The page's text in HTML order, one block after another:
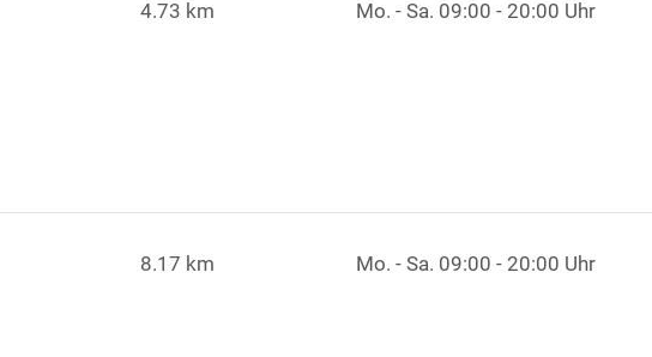
4.73 km Mo. - Sa. 09:00 - 20:00 Uhr
8.17 km Mo. - Sa. 09:00 - 20:00 Uhr